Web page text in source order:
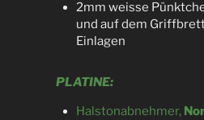
2mm weisse
und auf dem
Einlagen
PLATINE:
Halstonabnehmer,